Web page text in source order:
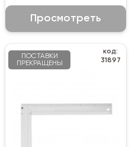
Просмотреть
ПОСТАВКИ
ПРЕКРАЩЕНЫ
код:
31897